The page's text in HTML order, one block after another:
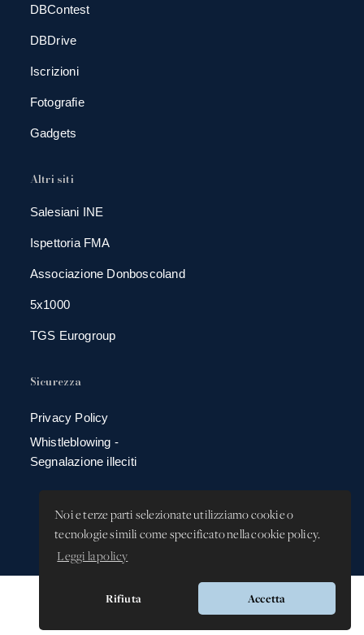
Noi e terze parti selezionate utilizziamo cookie o
tecnologie simili come specificato nella cookie policy.
Leggi la policy
Rifiuta Accetta
DBContest
DBDrive
Iscrizioni
Fotografie
Gadgets
Altri siti
Salesiani INE
Ispettoria FMA
Associazione Donboscoland
5x1000
TGS Eurogroup
Sicurezza
Privacy Policy
Whistleblowing -
Segnalazione illeciti